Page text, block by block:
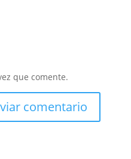
que comente.